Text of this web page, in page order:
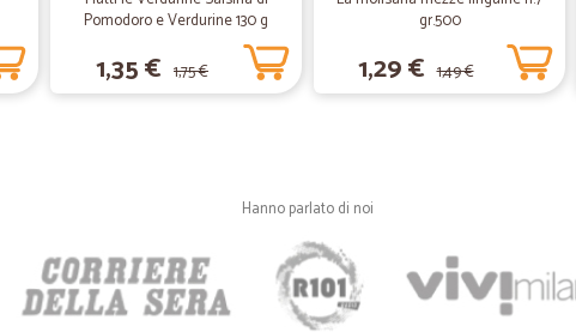
Giovanni L.
Sempre puntuali e precisi
Ringrazio Cicalia anche nei
consegnata in una Regione
Pomodoro e Verdurine 130 g
1,35 € 1,75 €
gr.500
1,29 € 1,49 €
Hanno parlato di noi